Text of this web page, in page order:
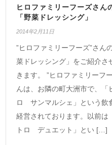
ヒロファミリーフーズさん
「野菜ドレッシング」
2014年2月11日
”ヒロファミリーフーズ”さん
菜ドレッシング」をご紹介さ
きます。 ”ヒロファミリーフ
んは、お隣の町大洲市で、「
ロ サンマルシェ」という飲
経営されております。以前は
トロ デュエット」とい […]